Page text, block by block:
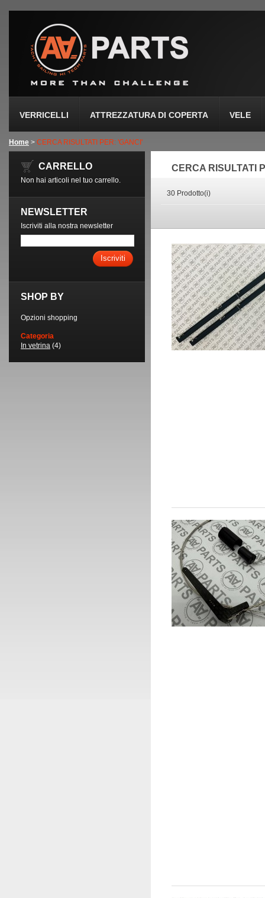
VERRICELLI ATTREZZATURA DI COPERTA VELE
Home > CERCA RISULTATI PER: 'GANCI'
CERCA RISULTATI
30 Prodotto(i)
CARRELLO
Non hai articoli nel tuo carrello.
NEWSLETTER
Iscriviti alla nostra newsletter
Iscriviti
SHOP BY
Opzioni shopping
Categoria
In vetrina (4)